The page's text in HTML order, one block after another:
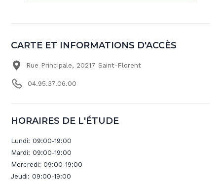
CARTE ET INFORMATIONS D'ACCÈS
Rue Principale, 20217 Saint-Florent
04.95.37.06.00
HORAIRES DE L'ÉTUDE
Lundi:09:00-19:00
Mardi:09:00-19:00
Mercredi:09:00-19:00
Jeudi:09:00-19:00